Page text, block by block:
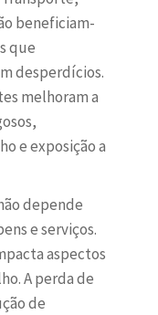
beneficiam-
que
desperdícios.
melhoram a
e exposição a
depende
e serviços.
aspectos
A perda de
de